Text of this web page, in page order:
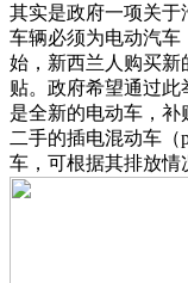
其实是政府一项关于
车辆必须为电动汽车
始，新西兰人购买新
贴。政府希望通过
是全新的电动车，
二手的插电混动车（
车，可根据其排放情